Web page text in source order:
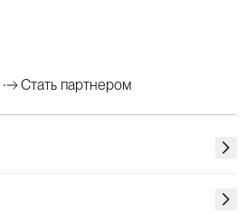
Стать партнером